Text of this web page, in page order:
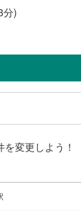
分)
を変更しよう！